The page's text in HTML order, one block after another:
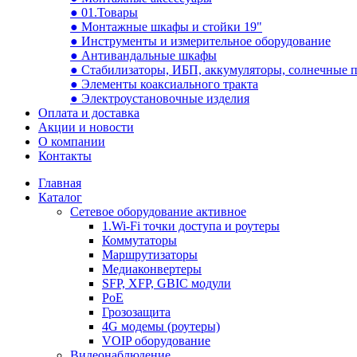
● 01.Товары
● Монтажные шкафы и стойки 19"
● Инструменты и измерительное оборудование
● Антивандальные шкафы
● Стабилизаторы, ИБП, аккумуляторы, солнечные
● Элементы коаксиального тракта
● Электроустановочные изделия
Оплата и доставка
Акции и новости
О компании
Контакты
Главная
Каталог
Сетевое оборудование активное
1.Wi-Fi точки доступа и роутеры
Коммутаторы
Маршрутизаторы
Медиаконвертеры
SFP, XFP, GBIC модули
PoE
Грозозащита
4G модемы (роутеры)
VOIP оборудование